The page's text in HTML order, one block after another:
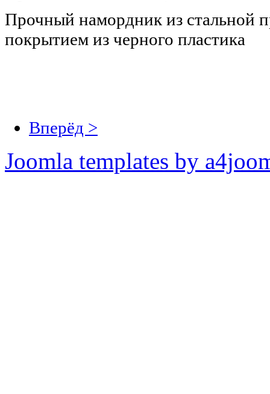
Прочный намордник из стальной
покрытием из черного пластика
Вперёд >
Joomla templates by